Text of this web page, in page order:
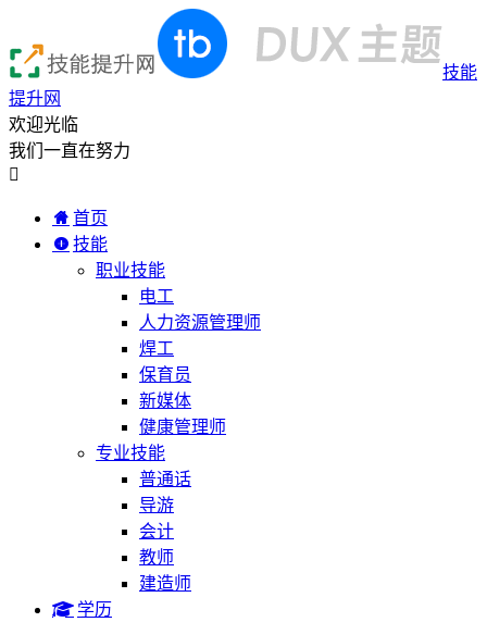
技能
提升网
欢迎光临
我们一直在努力

首页
技能
职业技能
电工
人力资源管理师
焊工
保育员
新媒体
健康管理师
专业技能
普通话
导游
会计
教师
建造师
学历